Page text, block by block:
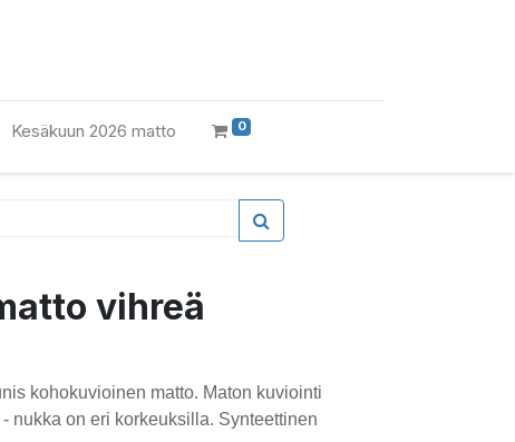
Kesäkuun 2026 matto 0
vihreä
kohokuvioinen matto. Maton kuviointi
nukka on eri korkeuksilla. Synteettinen